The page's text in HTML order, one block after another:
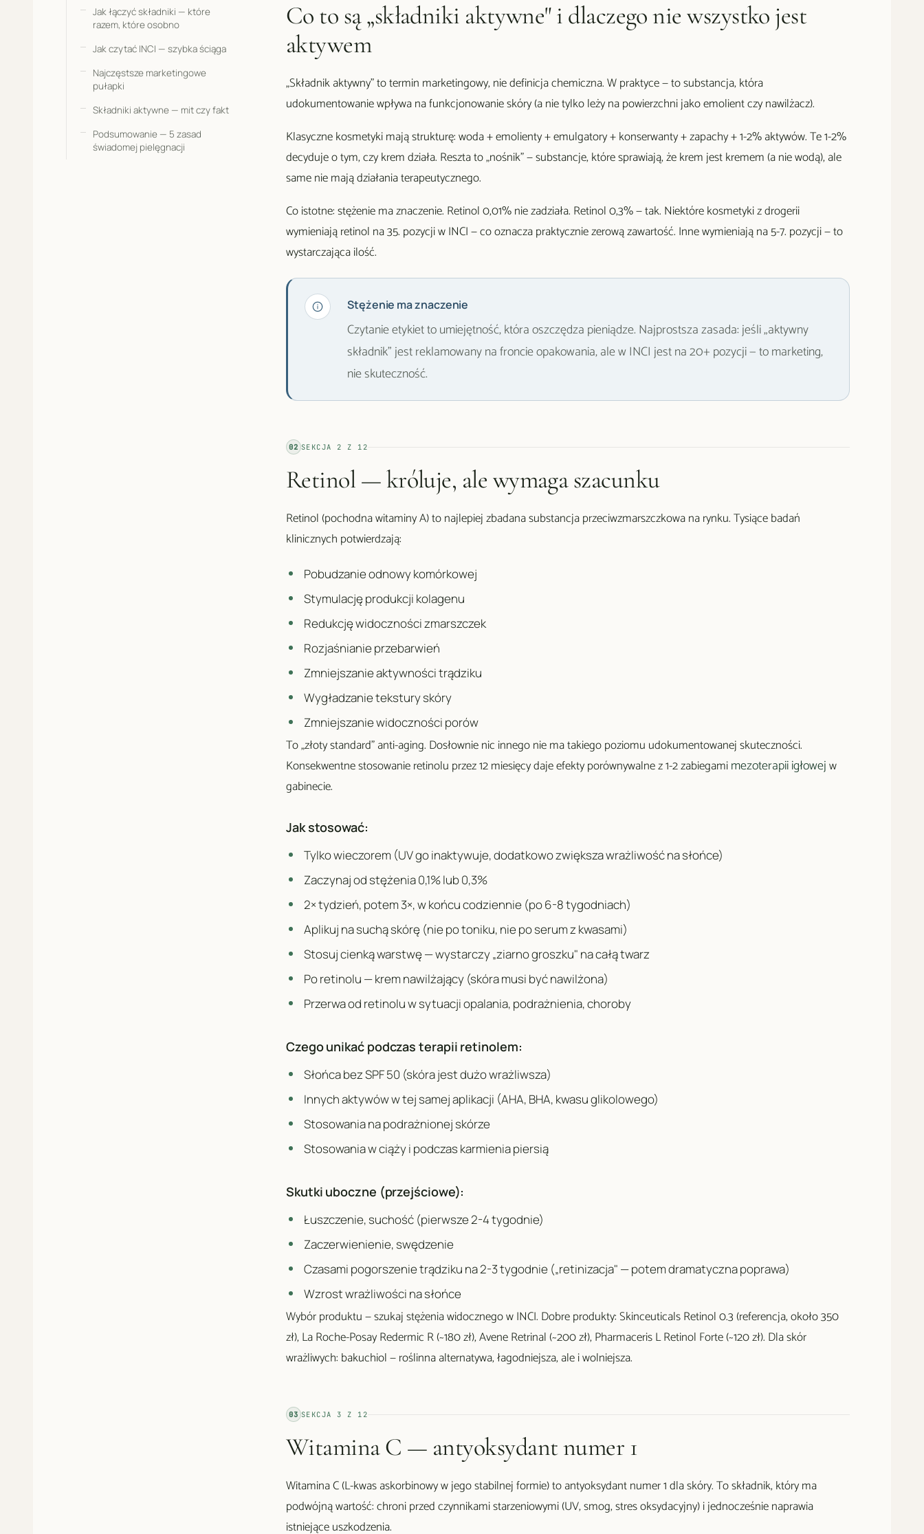
Jak łączyć składniki — które
razem, które osobno
Jak czytać INCI — szybka ściąga
Najczęstsze marketingowe
pułapki
Składniki aktywne — mit czy fakt
Podsumowanie — 5 zasad
świadomej pielęgnacji
Co to są „składniki aktywne" i dlaczego nie wszystko jest
aktywem
„Składnik aktywny" to termin marketingowy, nie definicja chemiczna. W praktyce — to substancja, która
udokumentowanie wpływa na funkcjonowanie skóry (a nie tylko leży na powierzchni jako emolient czy nawilżacz).
Klasyczne kosmetyki mają strukturę: woda + emolienty + emulgatory + konserwanty + zapachy + 1-2% aktywów. Te 1-2%
decyduje o tym, czy krem działa. Reszta to „nośnik" — substancje, które sprawiają, że krem jest kremem (a nie wodą), ale
same nie mają działania terapeutycznego.
Co istotne: stężenie ma znaczenie. Retinol 0,01% nie zadziała. Retinol 0,3% — tak. Niektóre kosmetyki z drogerii
wymieniają retinol na 35. pozycji w INCI — co oznacza praktycznie zerową zawartość. Inne wymieniają na 5-7. pozycji — to
wystarczająca ilość.
Stężenie ma znaczenie
Czytanie etykiet to umiejętność, która oszczędza pieniądze. Najprostsza zasada: jeśli „aktywny
składnik" jest reklamowany na froncie opakowania, ale w INCI jest na 20+ pozycji — to marketing,
nie skuteczność.
02 SEKCJA 2 Z 12
Retinol — króluje, ale wymaga szacunku
Retinol (pochodna witaminy A) to najlepiej zbadana substancja przeciwzmarszczkowa na rynku. Tysiące badań
klinicznych potwierdzają:
Pobudzanie odnowy komórkowej
Stymulację produkcji kolagenu
Redukcję widoczności zmarszczek
Rozjaśnianie przebarwień
Zmniejszanie aktywności trądziku
Wygładzanie tekstury skóry
Zmniejszanie widoczności porów
To „złoty standard" anti-aging. Dosłownie nic innego nie ma takiego poziomu udokumentowanej skuteczności.
Konsekwentne stosowanie retinolu przez 12 miesięcy daje efekty porównywalne z 1-2 zabiegamimezoterapii igłowejw
gabinecie.
Jak stosować:
Tylko wieczorem (UV go inaktywuje, dodatkowo zwiększa wrażliwość na słońce)
Zaczynaj od stężenia 0,1% lub 0,3%
2× tydzień, potem 3×, w końcu codziennie (po 6-8 tygodniach)
Aplikuj na suchą skórę (nie po toniku, nie po serum z kwasami)
Stosuj cienką warstwę — wystarczy „ziarno groszku" na całą twarz
Po retinolu — krem nawilżający (skóra musi być nawilżona)
Przerwa od retinolu w sytuacji opalania, podrażnienia, choroby
Czego unikać podczas terapii retinolem:
Słońca bez SPF 50 (skóra jest dużo wrażliwsza)
Innych aktywów w tej samej aplikacji (AHA, BHA, kwasu glikolowego)
Stosowania na podrażnionej skórze
Stosowania w ciąży i podczas karmienia piersią
Skutki uboczne (przejściowe):
Łuszczenie, suchość (pierwsze 2-4 tygodnie)
Zaczerwienienie, swędzenie
Czasami pogorszenie trądziku na 2-3 tygodnie („retinizacja" — potem dramatyczna poprawa)
Wzrost wrażliwości na słońce
Wybór produktu — szukaj stężenia widocznego w INCI. Dobre produkty: Skinceuticals Retinol 0.3 (referencja, około 350
zł), La Roche-Posay Redermic R (~180 zł), Avene Retrinal (~200 zł), Pharmaceris L Retinol Forte (~120 zł). Dla skór
wrażliwych: bakuchiol — roślinna alternatywa, łagodniejsza, ale i wolniejsza.
03 SEKCJA3 Z 12
Witamina C — antyoksydant numer 1
Witamina C (L-kwas askorbinowy w jego stabilnej formie) to antyoksydant numer 1 dla skóry. To składnik, który ma
podwójną wartość: chroni przed czynnikami starzeniowymi (UV, smog, stres oksydacyjny) i jednocześnie naprawia
istniejące uszkodzenia.